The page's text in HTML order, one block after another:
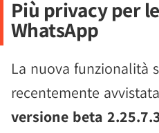
Più privacy per
WhatsApp
La nuova funzionalità
recentemente
versione beta